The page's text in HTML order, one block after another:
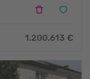
1.200.613 €